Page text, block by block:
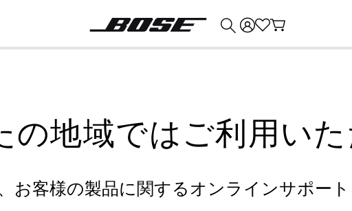
の地域ではご利用い
お客様の製品に関するオンラインサポート